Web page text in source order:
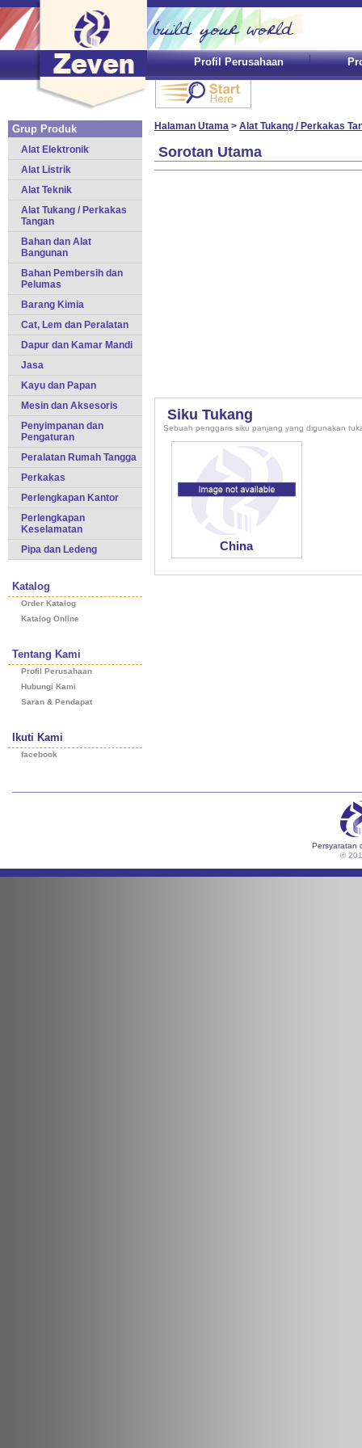
Profil Perusahaan
Grup Produk
Alat Elektronik
Alat Listrik
Alat Teknik
Alat Tukang / Perkakas
Tangan
Bahan dan Alat
Bangunan
Bahan Pembersih dan
Pelumas
Barang Kimia
Cat, Lem dan Peralatan
Dapur dan Kamar Mandi
Jasa
Kayu dan Papan
Mesin dan Aksesoris
Penyimpanan dan
Pengaturan
Peralatan Rumah Tangga
Perkakas
Perlengkapan Kantor
Perlengkapan
Keselamatan
Pipa dan Ledeng
Katalog
Order Katalog
Katalog Online
Tentang Kami
Profil Perusahaan
Hubungi Kami
Saran & Pendapat
Ikuti Kami
facebook
Halaman Utama > Alat Tukang / Perkakas
Sorotan Utama
Siku Tukang
Sebuah penggaris siku panjang yang digunakan
China
Persyaratan
©